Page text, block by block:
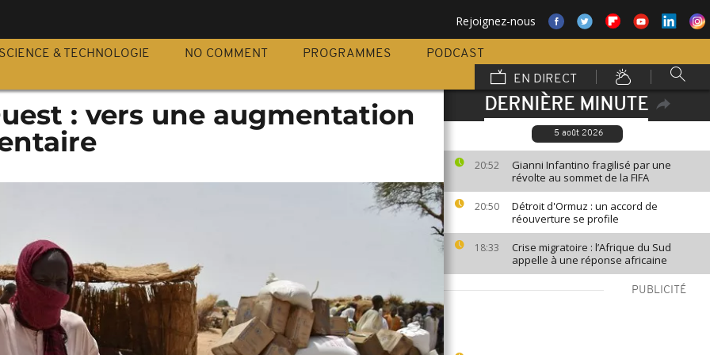
Rejoignez-nous
SCIENCE & TECHNOLOGIE NO COMMENT PROGRAMMES
PODCAST
EN DIRECT
DERNIÈRE MINUTE
5 août 2026
20:52
Gianni Infantino fragilisé par une
révolte au sommet de la FIFA
20:50
Détroit d'Ormuz : un accord de
réouverture se profile
18:33
Crise migratoire : l’Afrique du Sud
appelle à une réponse africaine
PUBLICITÉ
: vers une augmentation